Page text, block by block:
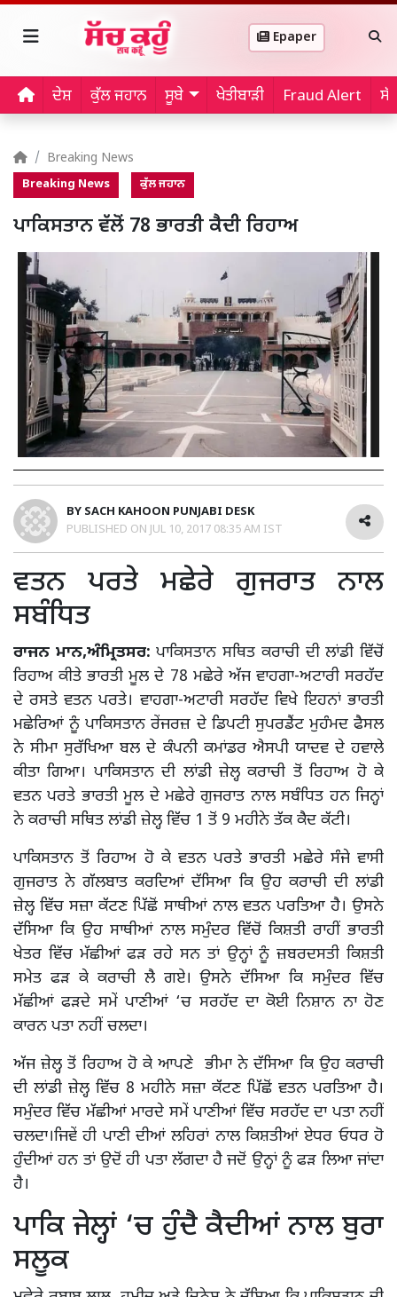
Epaper
ਦੇਸ਼ ਕੁੱਲ ਜਹਾਨ ਸੂਬੇ ਖੇਤੀਬਾੜੀ Fraud Alert
Breaking News
Breaking News ਕੁੱਲ ਜਹਾਨ
ਪਾਕਿਸਤਾਨ ਵੱਲੋਂ 78 ਭਾਰਤੀ ਕੈਦੀ ਰਿਹਾਅ
BY SACH KAHOON PUNJABI DESK
PUBLISHED ON JUL 10, 2017 08:35 AM IST
ਵਤਨ ਪਰਤੇ ਮਛੇਰੇ ਗੁਜਰਾਤ ਨਾਲ
ਸਬੰਧਿਤ
ਰਾਜਨ ਮਾਨ,ਅੰਮ੍ਰਿਤਸਰ: ਪਾਕਿਸਤਾਨ ਸਥਿਤ ਕਰਾਚੀ ਦੀ ਲਾਂਡੀ ਵਿੱਚੋਂ
ਰਿਹਾਅ ਕੀਤੇ ਭਾਰਤੀ ਮੂਲ ਦੇ 78 ਮਛੇਰੇ ਅੱਜ ਵਾਹਗਾ-ਅਟਾਰੀ ਸਰਹੱਦ
ਦੇ ਰਸਤੇ ਵਤਨ ਪਰਤੇ। ਵਾਹਗਾ-ਅਟਾਰੀ ਸਰਹੱਦ ਵਿਖੇ ਇਹਨਾਂ ਭਾਰਤੀ
ਮਛੇਰਿਆਂ ਨੂੰ ਪਾਕਿਸਤਾਨ ਰੇਂਜਰਜ਼ ਦੇ ਡਿਪਟੀ ਸੁਪਰਡੈਂਟ ਮੁਹੰਮਦ ਫੈਸਲ
ਨੇ ਸੀਮਾ ਸੁਰੱਖਿਆ ਬਲ ਦੇ ਕੰਪਨੀ ਕਮਾਂਡਰ ਐਸਪੀ ਯਾਦਵ ਦੇ ਹਵਾਲੇ
ਕੀਤਾ ਗਿਆ। ਪਾਕਿਸਤਾਨ ਦੀ ਲਾਂਡੀ ਜ਼ੇਲ੍ਹ ਕਰਾਚੀ ਤੋਂ ਰਿਹਾਅ ਹੋ ਕੇ
ਵਤਨ ਪਰਤੇ ਭਾਰਤੀ ਮੂਲ ਦੇ ਮਛੇਰੇ ਗੁਜਰਾਤ ਨਾਲ ਸਬੰਧਿਤ ਹਨ ਜਿਨ੍ਹਾਂ
ਨੇ ਕਰਾਚੀ ਸਥਿਤ ਲਾਂਡੀ ਜ਼ੇਲ੍ਹ ਵਿੱਚ 1 ਤੋਂ 9 ਮਹੀਨੇ ਤੱਕ ਕੈਦ ਕੱਟੀ।
ਪਾਕਿਸਤਾਨ ਤੋਂ ਰਿਹਾਅ ਹੋ ਕੇ ਵਤਨ ਪਰਤੇ ਭਾਰਤੀ ਮਛੇਰੇ ਸੰਜੇ ਵਾਸੀ
ਗੁਜਰਾਤ ਨੇ ਗੱਲਬਾਤ ਕਰਦਿਆਂ ਦੱਸਿਆ ਕਿ ਉਹ ਕਰਾਚੀ ਦੀ ਲਾਂਡੀ
ਜ਼ੇਲ੍ਹ ਵਿੱਚ ਸਜ਼ਾ ਕੱਟਣ ਪਿੱਛੋਂ ਸਾਥੀਆਂ ਨਾਲ ਵਤਨ ਪਰਤਿਆ ਹੈ। ਉਸਨੇ
ਦੱਸਿਆ ਕਿ ਉਹ ਸਾਥੀਆਂ ਨਾਲ ਸਮੁੰਦਰ ਵਿੱਚੋਂ ਕਿਸ਼ਤੀ ਰਾਹੀਂ ਭਾਰਤੀ
ਖੇਤਰ ਵਿੱਚ ਮੱਛੀਆਂ ਫੜ ਰਹੇ ਸਨ ਤਾਂ ਉਨ੍ਹਾਂ ਨੂੰ ਜ਼ਬਰਦਸਤੀ ਕਿਸ਼ਤੀ
ਸਮੇਤ ਫੜ ਕੇ ਕਰਾਚੀ ਲੈ ਗਏ। ਉਸਨੇ ਦੱਸਿਆ ਕਿ ਸਮੁੰਦਰ ਵਿੱਚ
ਮੱਛੀਆਂ ਫੜਦੇ ਸਮੇਂ ਪਾਣੀਆਂ ‘ਚ ਸਰਹੱਦ ਦਾ ਕੋਈ ਨਿਸ਼ਾਨ ਨਾ ਹੋਣ
ਕਾਰਨ ਪਤਾ ਨਹੀਂ ਚਲਦਾ।
ਅੱਜ ਜ਼ੇਲ੍ਹ ਤੋਂ ਰਿਹਾਅ ਹੋ ਕੇ ਆਪਣੇ ਭੀਮਾ ਨੇ ਦੱਸਿਆ ਕਿ ਉਹ ਕਰਾਚੀ
ਦੀ ਲਾਂਡੀ ਜ਼ੇਲ੍ਹ ਵਿੱਚ 8 ਮਹੀਨੇ ਸਜ਼ਾ ਕੱਟਣ ਪਿੱਛੋਂ ਵਤਨ ਪਰਤਿਆ ਹੈ।
ਸਮੁੰਦਰ ਵਿੱਚ ਮੱਛੀਆਂ ਮਾਰਦੇ ਸਮੇਂ ਪਾਣੀਆਂ ਵਿੱਚ ਸਰਹੱਦ ਦਾ ਪਤਾ ਨਹੀਂ
ਚਲਦਾ।ਜਿਵੇਂ ਹੀ ਪਾਣੀ ਦੀਆਂ ਲਹਿਰਾਂ ਨਾਲ ਕਿਸ਼ਤੀਆਂ ਏਧਰ ਓਧਰ ਹੋ
ਹੁੰਦੀਆਂ ਹਨ ਤਾਂ ਉਦੋਂ ਹੀ ਪਤਾ ਲੱਗਦਾ ਹੈ ਜਦੋਂ ਉਨ੍ਹਾਂ ਨੂੰ ਫੜ ਲਿਆ ਜਾਂਦਾ
ਹੈ।
ਪਾਕਿ ਜੇਲ੍ਹਾਂ ‘ਚ ਹੁੰਦੈ ਕੈਦੀਆਂ ਨਾਲ ਬੁਰਾ
ਸਲੂਕ